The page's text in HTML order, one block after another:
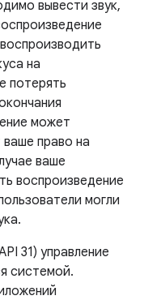
вывести звук,
на
потерять
может
право на
ваше
воспроизведение
могли
31) управление
системой.